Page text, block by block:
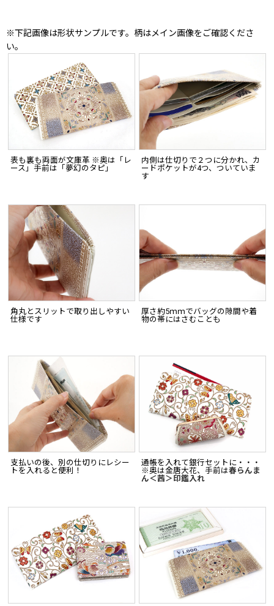
※下記画像は形状サンプルです。柄はメイン画像をご確認くださ
い。
表も裏も両面が文庫革 ※奥は「レ
ース」手前は「夢幻のタピ」
内側は仕切りで２つに分かれ、カ
ードポケットが4つ、ついていま
す
角丸とスリットで取り出しやすい
仕様です
厚さ約5ｍｍでバッグの隙間や着
物の帯にはさむことも
支払いの後、別の仕切りにレシー
トを入れると便利！
通帳を入れて銀行セットに・・・
※奥は金唐大花、手前は春らんま
ん＜茜＞印鑑入れ